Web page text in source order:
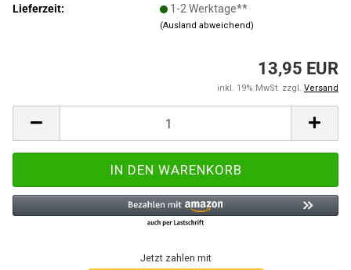
Lieferzeit:
1-2 Werktage**
(Ausland abweichend)
13,95 EUR
inkl. 19% MwSt. zzgl. Versand
Jetzt zahlen mit